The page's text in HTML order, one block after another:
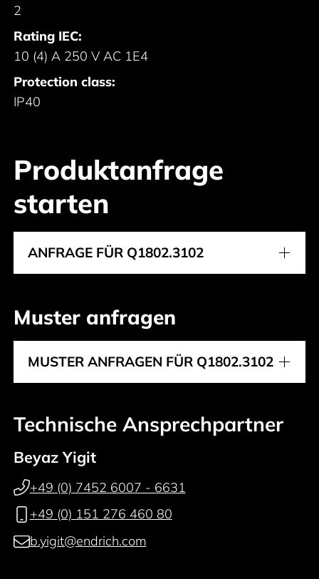
2
Rating IEC:
10 (4) A 250 V AC 1E4
Protection class:
IP40
Produktanfrage
starten
ANFRAGE FÜR Q1802.3102
Muster anfragen
MUSTER ANFRAGEN FÜR Q1802.3102
Technische Ansprechpartner
Beyaz Yigit
+49 (0) 7452 6007 - 6631
+49 (0) 151 276 460 80
b.yigit@endrich.com